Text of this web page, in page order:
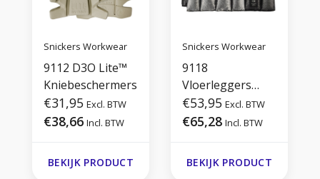
Snickers Workwear
9112 D3O Lite™
Kniebeschermers
€31,95 Excl. BTW
€38,66 Incl. BTW
BEKIJK PRODUCT
Snickers Workwear
9118
Vloerleggers
Kniebeschermers
€53,95 Excl. BTW
€65,28 Incl. BTW
BEKIJK PRODUCT